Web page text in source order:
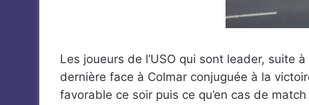
Les joueurs de l’USO qui sont leader, suite
dernière face à Colmar conjuguée à la
favorable ce soir puis ce qu’en cas de